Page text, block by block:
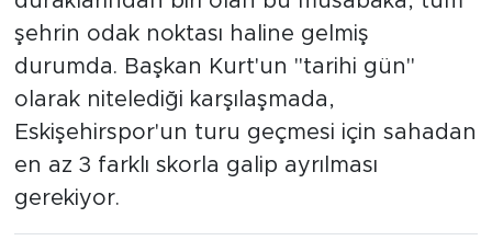
şehrin odak noktası haline gelmiş
durumda. Başkan Kurt'un "tarihi gün"
olarak nitelediği karşılaşmada,
Eskişehirspor'un turu geçmesi için sahadan
en az 3 farklı skorla galip ayrılması
gerekiyor.